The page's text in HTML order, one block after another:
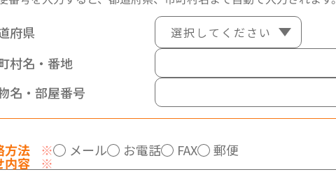
府県
村名・番地
名・部屋番号
方法 ※ メール お電話 FAX 郵便
内容 ※